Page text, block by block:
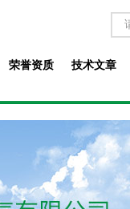
荣誉资质 技术文章